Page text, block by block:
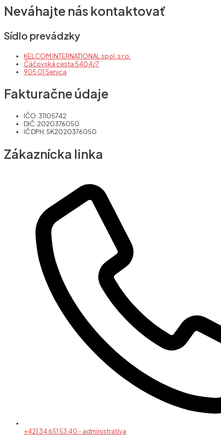
Neváhajte nás kontaktovať
Sídlo prevádzky
KELCOM INTERNATIONAL spol. s r.o.
Čáčovská cesta 5404/7
905 01 Senica
Fakturačne údaje
IČO: 31105742
DIČ: 2020376050
IČ DPH: SK2020376050
Zákaznícka linka
+421 34 651 53 40 - administratíva